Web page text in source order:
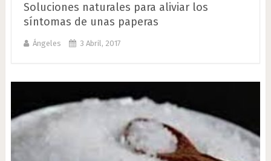
Soluciones naturales para aliviar los
síntomas de unas paperas
Ángeles 3 Abril, 2017